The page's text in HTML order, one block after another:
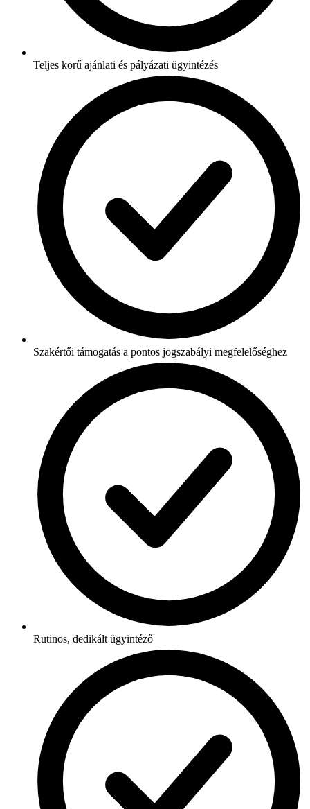
Teljes körű ajánlati és pályázati ügyintézés
Szakértői támogatás a pontos jogszabályi megfelelőséghez
Rutinos, dedikált ügyintéző